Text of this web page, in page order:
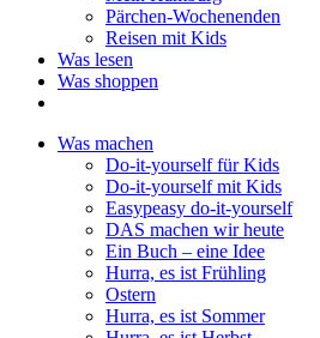
Pärchen-Wochenenden
Reisen mit Kids
Was lesen
Was shoppen
Was machen
Do-it-yourself für Kids
Do-it-yourself mit Kids
Easypeasy do-it-yourself
DAS machen wir heute
Ein Buch – eine Idee
Hurra, es ist Frühling
Ostern
Hurra, es ist Sommer